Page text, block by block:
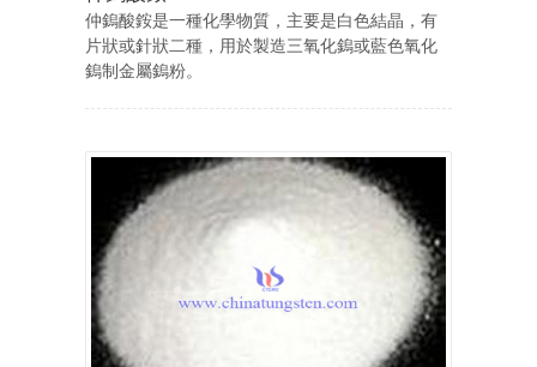
仲鎢酸銨是一種化學物質，主要是白色結晶，有
片狀或針狀二種，用於製造三氧化鎢或藍色氧化
鎢制金屬鎢粉。